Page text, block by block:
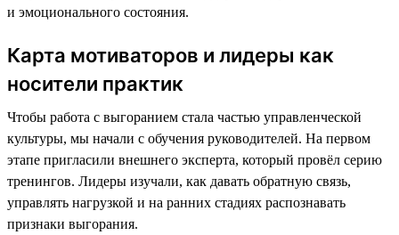
и эмоционального состояния.
Карта мотиваторов и лидеры как
носители практик
Чтобы работа с выгоранием стала частью управленческой
культуры, мы начали с обучения руководителей. На первом
этапе пригласили внешнего эксперта, который провёл серию
тренингов. Лидеры изучали, как давать обратную связь,
управлять нагрузкой и на ранних стадиях распознавать
признаки выгорания.